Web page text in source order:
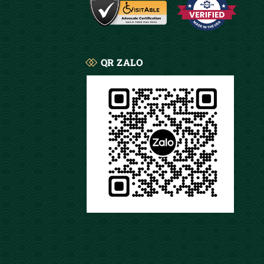
sống và văn hóa của người Việt. Ngắm hoa sen
QR ZALO